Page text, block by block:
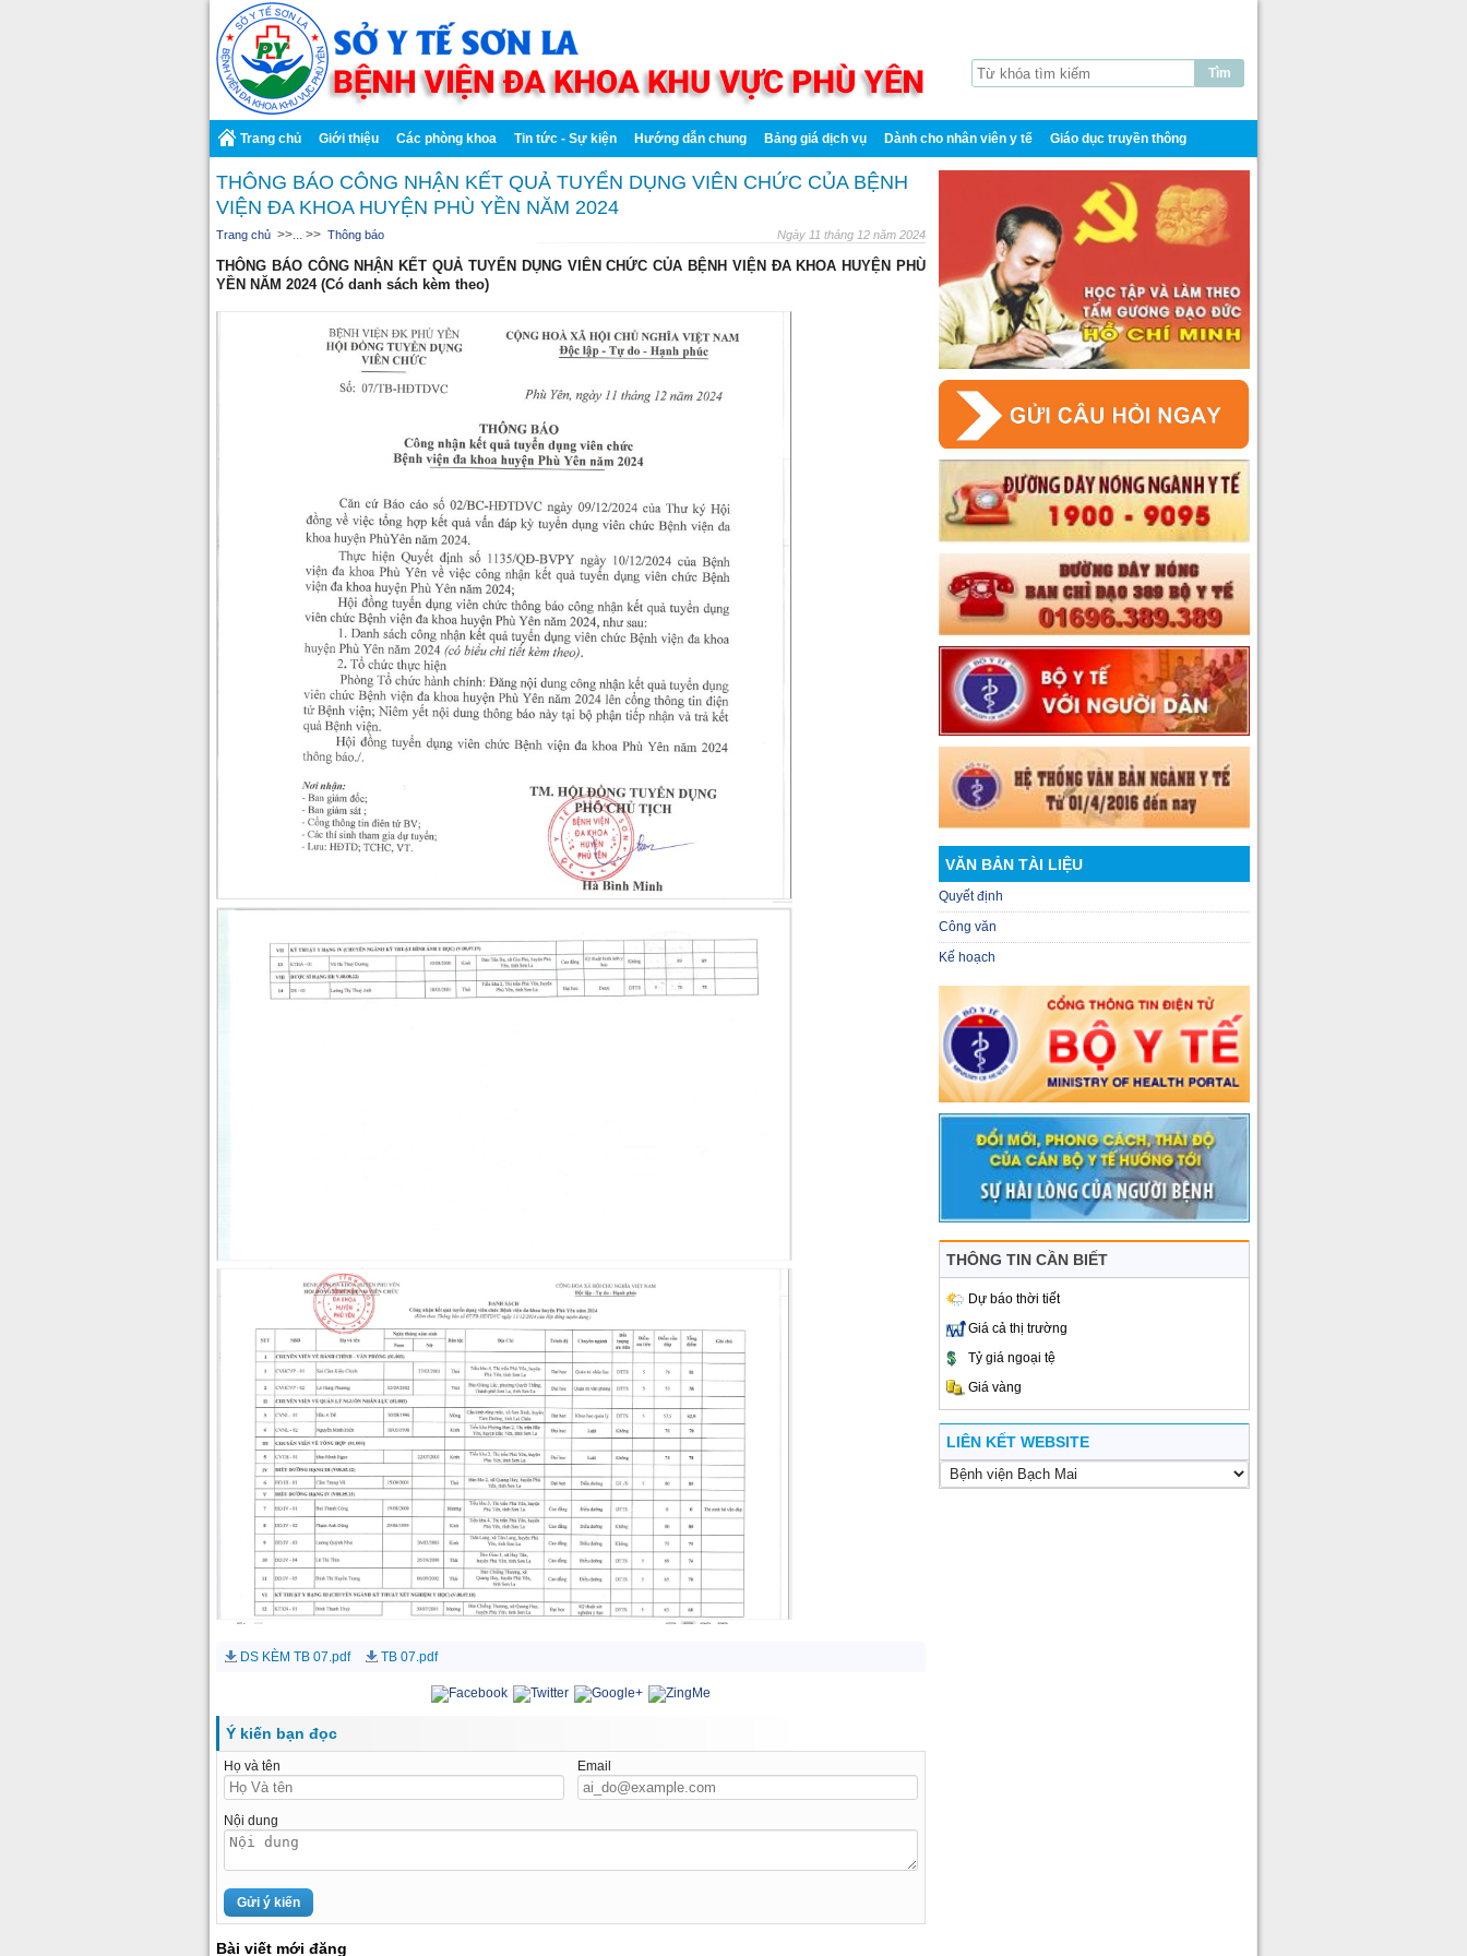
Trang chủ Giới thiệu Các phòng khoa Tin tức - Sự kiện Hướng dẫn chung Bảng giá dịch vụ Dành cho nhân viên y tế Giáo dục truyền thông
THÔNG BÁO CÔNG NHẬN KẾT QUẢ TUYỂN DỤNG VIÊN CHỨC CỦA BỆNH
VIỆN ĐA KHOA HUYỆN PHÙ YỀN NĂM 2024
Trang chủ >>... >> Thông báo Ngày 11 tháng 12 năm 2024
THÔNG BÁO CÔNG NHẬN KẾT QUẢ TUYỂN DỤNG VIÊN CHỨC CỦA BỆNH VIỆN ĐA KHOA HUYỆN PHÙ
YỀN NĂM 2024 (Có danh sách kèm theo)
DS KÈM TB 07.pdf TB 07.pdf
Ý kiến bạn đọc
Họ và tên Email
Nội dung
Bài viết mới đăng
VĂN BẢN TÀI LIỆU
Quyết định
Công văn
Kế hoạch
THÔNG TIN CẦN BIẾT
Dự báo thời tiết
Giá cả thị trường
Tỷ giá ngoại tệ
Giá vàng
LIÊN KẾT WEBSITE